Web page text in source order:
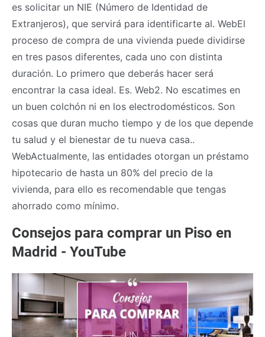
es solicitar un NIE (Número de Identidad de
Extranjeros), que servirá para identificarte al. WebEl
proceso de compra de una vivienda puede dividirse
en tres pasos diferentes, cada uno con distinta
duración. Lo primero que deberás hacer será
encontrar la casa ideal. Es. Web2. No escatimes en
un buen colchón ni en los electrodomésticos. Son
cosas que duran mucho tiempo y de los que depende
tu salud y el bienestar de tu nueva casa..
WebActualmente, las entidades otorgan un préstamo
hipotecario de hasta un 80% del precio de la
vivienda, para ello es recomendable que tengas
ahorrado como mínimo.
Consejos para comprar un Piso en
Madrid - YouTube